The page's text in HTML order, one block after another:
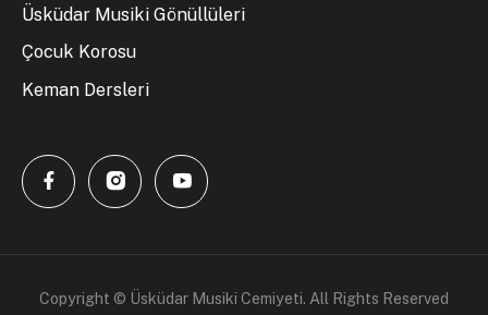
Üsküdar Musiki Gönüllüleri
Çocuk Korosu
Keman Dersleri
Copyright © Üsküdar Musiki Cemiyeti. All Rights Reserved